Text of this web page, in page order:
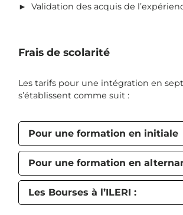
► Validation des acquis de
Frais de scolarité
Les tarifs pour une intégration en
s’établissent comme suit :
Pour une formation en initiale
Pour une formation en
Les Bourses à l’ILERI :